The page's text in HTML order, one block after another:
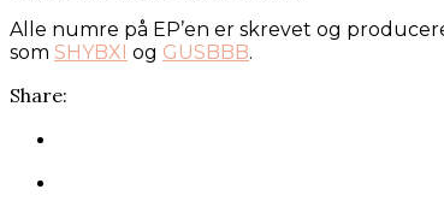
Alle numre på EP’en er skrevet og
som SHYBXI og GUSBBB.
Share: